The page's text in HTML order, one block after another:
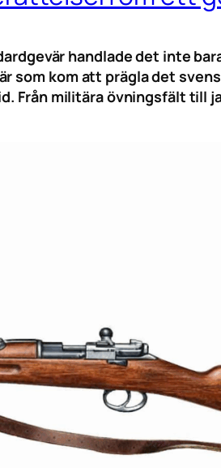
handlade det inte
kom att prägla det
Från militära övningsfält till